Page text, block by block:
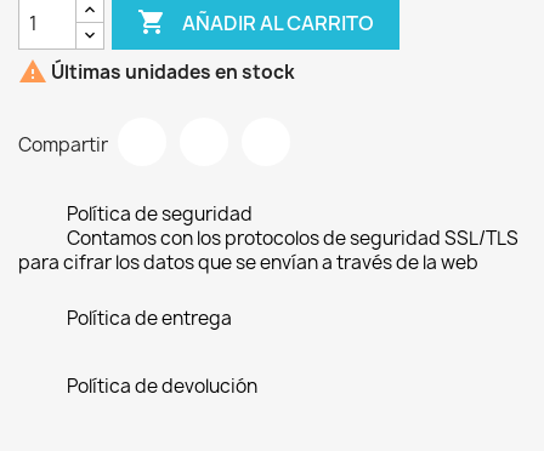
 AÑADIR AL CARRITO
 Últimas unidades en stock
Compartir
Política de seguridad
Contamos con los protocolos de seguridad SSL/TLS
para cifrar los datos que se envían a través de la web
Política de entrega
Política de devolución